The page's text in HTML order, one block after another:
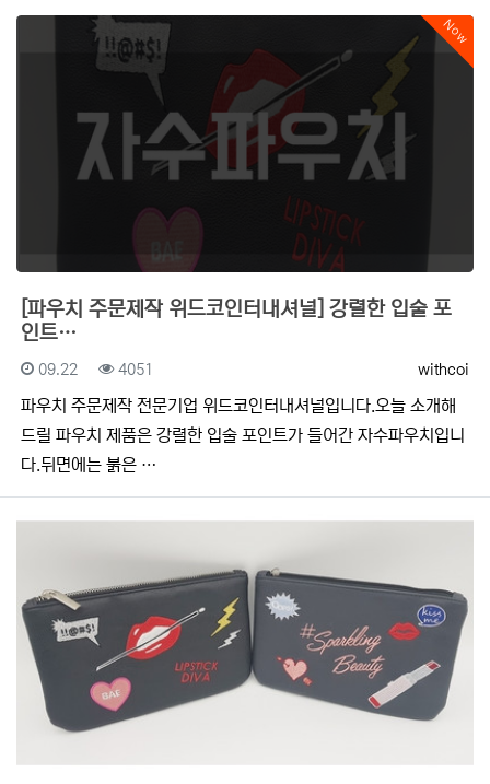
Now
[파우치 주문제작 위드코인터내셔널] 강렬한 입술 포
인트…
등록자
withcoi
등록일
09.22 조회
4051
​​파우치 주문제작 전문기업 위드코인터내셔널입니다.​​오늘 소개해
드릴 파우치 제품은 강렬한 입술 포인트가 들어간 자수파우치입니
다.뒤면에는 붉은 …